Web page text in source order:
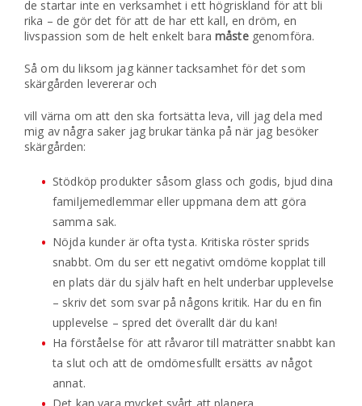
de startar inte en verksamhet i ett högriskland för att bli
rika – de gör det för att de har ett kall, en dröm, en
livspassion som de helt enkelt baramåstegenomföra.
Så om du liksom jag känner tacksamhet för det som
skärgården levererar och
vill värna om att den ska fortsätta leva, vill jag dela med
mig av några saker jag brukar tänka på när jag besöker
skärgården:
Stödköp produkter såsom glass och godis, bjud dina
familjemedlemmar eller uppmana dem att göra
samma sak.
Nöjda kunder är ofta tysta. Kritiska röster sprids
snabbt. Om du ser ett negativt omdöme kopplat till
en plats där du själv haft en helt underbar upplevelse
– skriv det som svar på någons kritik. Har du en fin
upplevelse – spred det överallt där du kan!
Ha förståelse för att råvaror till maträtter snabbt kan
ta slut och att de omdömesfullt ersätts av något
annat.
Det kan vara mycket svårt att planera